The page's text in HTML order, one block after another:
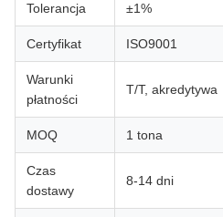
Tolerancja ±1%
Certyfikat ISO9001
Warunki
płatności
T/T, akredytywa
MOQ 1 tona
Czas
dostawy
8-14 dni